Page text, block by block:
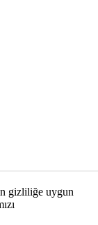
gizliliğe uygun